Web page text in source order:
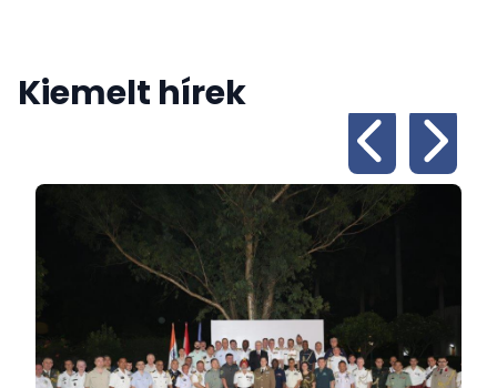
kormányzó George Pataki; a legendás film producer
Sir Alexander Korda; a híres filmrendező George
Cukor; a divattervező Calvin Klein vagy a színész
Tony Curtis. És persze minden idők egyik legnagyobb
labdarúgója, Puskás Ferenc is magyar volt.
A Magyarország és India közötti együttműködésnek
hosszú történelme van, egészen a 18. század végéig
nyúlik vissza, majd a 21. században új távlatok nyíltak
meg. Nagykövetségünk legfontosabb feladata,
hogy elősegítsük az országaink közötti sokrétű
kapcsolatok erősödését. Minden munkatársunk azért
Kiemelt hírek